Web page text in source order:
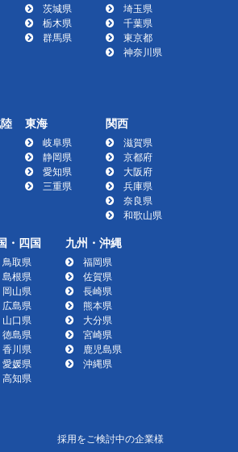
茨城県
栃木県
群馬県
埼玉県
千葉県
東京都
神奈川県
東海
岐阜県
静岡県
愛知県
三重県
関西
滋賀県
京都府
大阪府
兵庫県
奈良県
和歌山県
・四国
鳥取県
島根県
岡山県
広島県
山口県
徳島県
香川県
愛媛県
高知県
九州・沖縄
福岡県
佐賀県
長崎県
熊本県
大分県
宮崎県
鹿児島県
沖縄県
採用をご検討中の企業様